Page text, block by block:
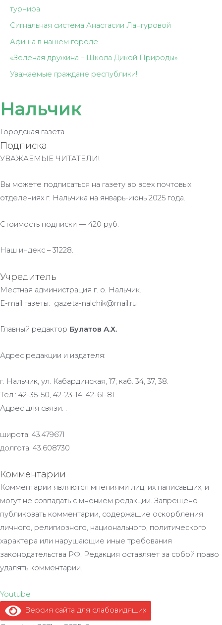
турнира
Сигнальная система Анастасии Лангуровой
Афиша в нашем городе
«Зелёная дружина – Школа Дикой Природы»
Уважаемые граждане республики!
Нальчик
Городская газета
Подписка
УВАЖАЕМЫЕ ЧИТАТЕЛИ!
Вы можете подписаться на газету во всех почтовых
отделениях г. Нальчика на январь-июнь 2025 года.
Стоимость подписки — 420 руб.
Наш индекс – 31228.
Учредитель
Местная администрация г. о. Нальчик.
E-mail газеты: gazeta-nalchik@mail.ru
Главный редактор Булатов А.Х.
Адрес редакции и издателя:
г. Нальчик, ул. Кабардинская, 17; каб. 34, 37, 38.
Тел.: 42-35-50, 42-23-14, 42-61-81.
Адрес для связи: .
широта: 43.479671
долгота: 43.608730
Комментарии
Комментарии являются мнениями лиц, их написавших, и
могут не совпадать с мнением редакции. Запрещено
публиковать комментарии, содержащие оскорбления
личного, религиозного, национального, политического
характера или нарушающие иные требования
законодательства РФ. Редакция оставляет за собой право
удалять комментарии.
Youtube
Версия сайта для слабовидящих
.